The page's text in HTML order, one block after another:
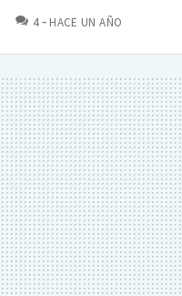
4 COMENTARIOS
HACE UN AÑO